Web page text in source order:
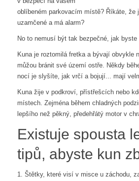
oblíbeném parkovacím místě? Říkáte, že
uzamčené a má alarm?
No to nemusí být tak bezpečné, jak byste
Kuna je roztomilá fretka a bývají obvykle
můžou bránit své území ostře. Někdy
nocí je slyšíte, jak vrčí a bojují... mají
Kuna žije v podkroví, přístřešcích nebo
místech. Zejména během chladných
lepšího než pěkný, předehřátý motor v
Existuje spousta
tipů, abyste kun
1. Štětky, které visí v misce u záchodu,